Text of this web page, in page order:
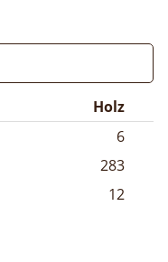
Holz
6
283
12